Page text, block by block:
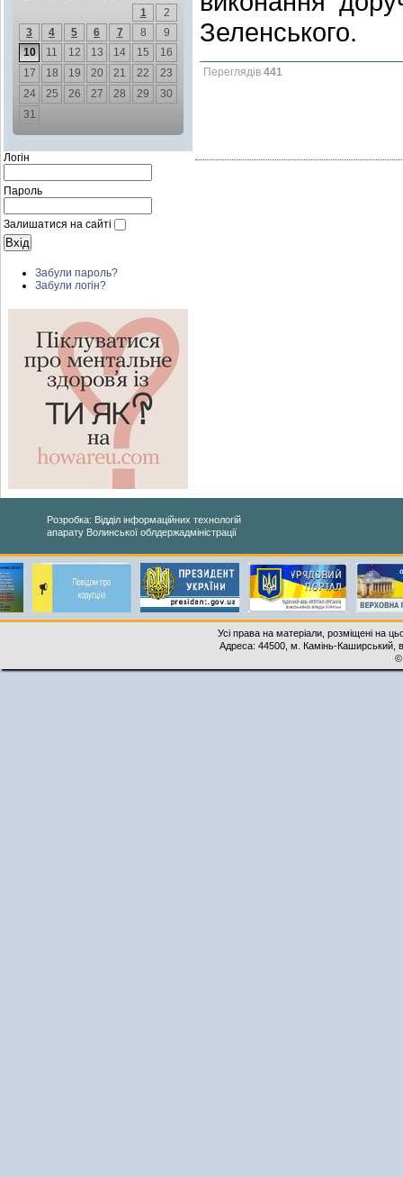
1
2
3
4 5 6 7 8
9
10
11 12 13 14 15
16
17
18 19 20 21 22
23
24
25 26 27 28 29
30
31
Логін
Пароль
Залишатися на сайті
Забули пароль?
Забули логін?
Зеленського.
Переглядів 441
Розробка: Відділ інформаційних технологій
апарату Волинської облдержадміністрації
Усі права на матеріали, розміщені на
Адреса: 44500, м. Камінь-Каширський,
©